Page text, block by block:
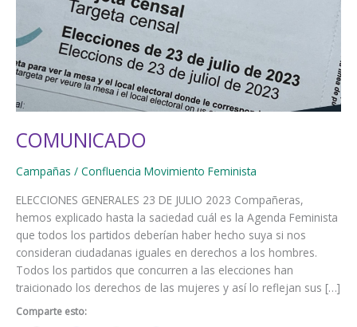
COMUNICADO
Campañas / Confluencia Movimiento Feminista
ELECCIONES GENERALES 23 DE JULIO 2023 Compañeras,
hemos explicado hasta la saciedad cuál es la Agenda Feminista
que todos los partidos deberían haber hecho suya si nos
consideran ciudadanas iguales en derechos a los hombres.
Todos los partidos que concurren a las elecciones han
traicionado los derechos de las mujeres y así lo reflejan sus […]
Comparte esto: